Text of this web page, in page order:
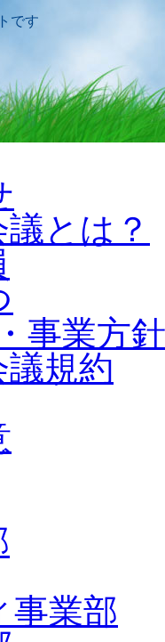
です
とは？
事業方針
規約
事業部